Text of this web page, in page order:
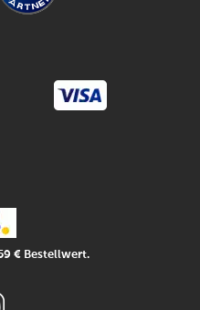
€ Bestellwert.